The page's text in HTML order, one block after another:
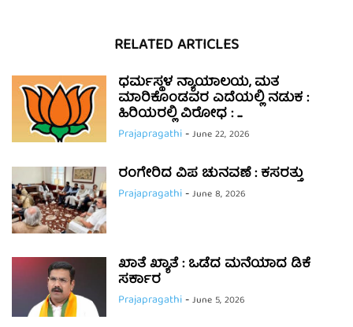
RELATED ARTICLES
ಧರ್ಮಸ್ಥಳ ನ್ಯಾಯಾಲಯ, ಮತ
ಮಾರಿಕೊಂಡವರ ಎದೆಯಲ್ಲಿ ನಡುಕ :
ಹಿರಿಯರಲ್ಲಿ ವಿರೋಧ : ...
Prajapragathi-June 22, 2026
ರಂಗೇರಿದ ವಿಪ ಚುನವಣೆ : ಕಸರತ್ತು
Prajapragathi-June 8, 2026
ಖಾತೆ ಖ್ಯಾತೆ : ಒಡೆದ ಮನೆಯಾದ ಡಿಕೆ
ಸರ್ಕಾರ
Prajapragathi-June 5, 2026